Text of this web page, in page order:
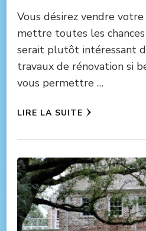
Vous désirez vendre
mettre toutes les
serait plutôt intéressant
travaux de rénovation si
vous permettre …
LIRE LA SUITE